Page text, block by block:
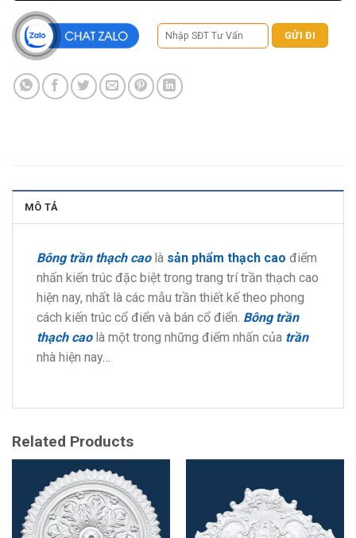
MÔ TẢ
Bông trần thạch caolà sản phẩm thạch cao điểm
nhấn kiến trúc đặc biệt trong trang trí trần thạch cao
hiện nay, nhất là các mẫu trần thiết kế theo phong
cách kiến trúc cổ điển và bán cổ điển. Bông trần
thạch caolà một trong những điểm nhấn của trần
nhà hiện nay…
Related Products